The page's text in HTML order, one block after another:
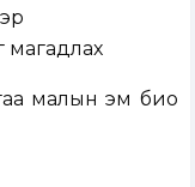
магадлах
малын эм био